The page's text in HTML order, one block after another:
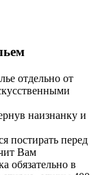
отдельно от
наизнанку и
постирать перед
Вам
обязательно в